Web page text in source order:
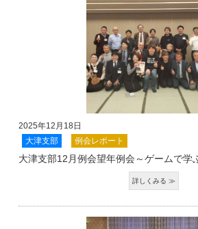
2025年12月18日
大津支部
例会レポート
大津支部12月例会望年例会～ゲームで学